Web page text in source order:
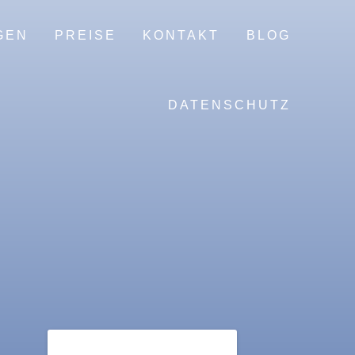
PREISE KONTAKT BLOG
DATENSCHUTZ